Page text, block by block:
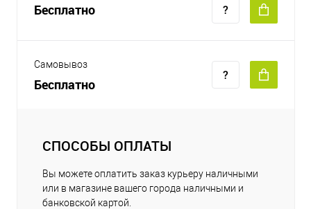
Бесплатно
Самовывоз
Бесплатно
СПОСОБЫ ОПЛАТЫ
Вы можете оплатить заказ курьеру наличными
или в магазине вашего города наличными и
банковской картой.